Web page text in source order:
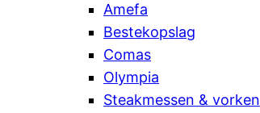
Amefa
Bestekopslag
Comas
Olympia
Steakmessen & vorken